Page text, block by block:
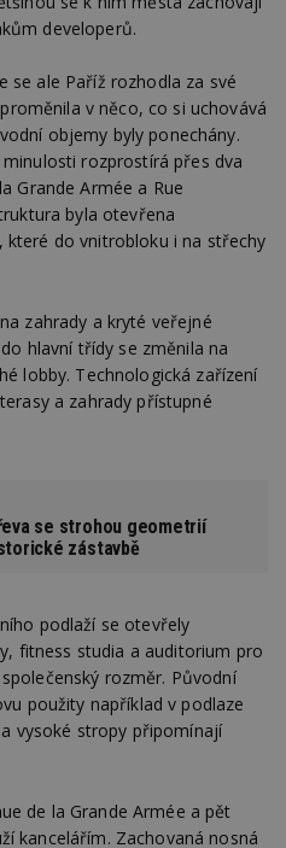
developerů.
se ale Paříž rozhodla za své
v něco, co si uchovává
objemy byly ponechány.
rozprostírá přes dva
Grande Armée a Rue
byla otevřena
které do vnitrobloku i na střechy
zahrady a kryté veřejné
hlavní třídy se změnila na
lobby. Technologická zařízení
a zahrady přístupné
se strohou geometrií
zástavbě
podlaží se otevřely
fitness studia a auditorium pro
rozměr. Původní
použity například v podlaze
vysoké stropy připomínají
de la Grande Armée a pět
kancelářím. Zachovaná nosná